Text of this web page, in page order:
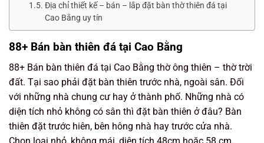
Địa chỉ thiết kế – bán – lắp đặt bàn thờ thiên đá tại
Cao Bằng uy tín
88+ Bán bàn thiên đá tại Cao Bằng
88+ Bán bàn thiên đá tại Cao Bằng thờ ông thiên – thờ trời
đất. Tại sao phải đặt bàn thiên trước nhà, ngoài sân. Đối
với những nhà chung cư hay ở thành phố. Những nhà có
diện tích nhỏ không có sân thì đặt bàn thiên ở đâu? Bàn
thiên đặt trước hiên, bên hông nhà hay trước cửa nhà.
Chọn loại nhỏ, không mái, diện tích 48cm hoặc 58 cm.